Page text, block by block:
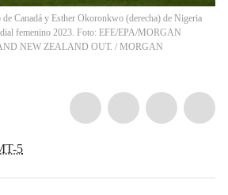
Canadá y Esther Okoronkwo (derecha) de Nigeria
femenino 2023. Foto: EFE/EPA/MORGAN
NEW ZEALAND OUT. / MORGAN
5